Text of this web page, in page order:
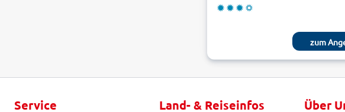
zum
Service Land- & Reiseinfos Über